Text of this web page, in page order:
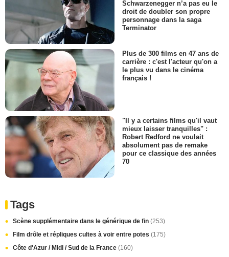
Schwarzenegger n’a pas eu le
droit de doubler son propre
personnage dans la saga
Terminator
Plus de 300 films en 47 ans de
carrière : c'est l'acteur qu'on a
le plus vu dans le cinéma
français !
"Il y a certains films qu'il vaut
mieux laisser tranquilles" :
Robert Redford ne voulait
absolument pas de remake
pour ce classique des années
70
Tags
Scène supplémentaire dans le générique de fin (253)
Film drôle et répliques cultes à voir entre potes (175)
Côte d'Azur / Midi / Sud de la France (160)